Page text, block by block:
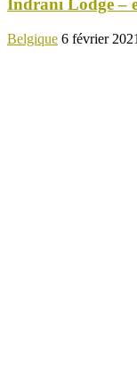
Indrani Lodge –
Belgique 6 février 2021